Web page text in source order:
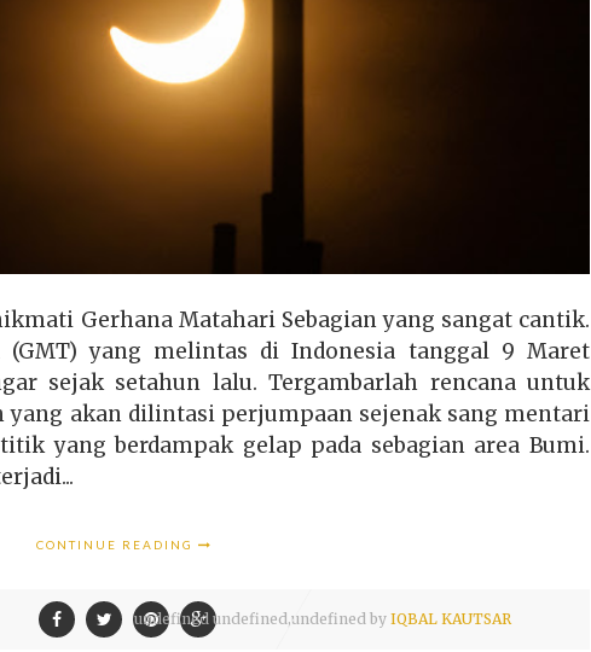
Gerhana Matahari Sebagian yang sangat cantik.
(GMT) yang melintas di Indonesia tanggal 9 Maret
sejak setahun lalu. Tergambarlah rencana untuk
yang akan dilintasi perjumpaan sejenak sang mentari
yang berdampak gelap pada sebagian area Bumi.
CONTINUE READING
undefined undefined,undefined by IQBAL KAUTSAR